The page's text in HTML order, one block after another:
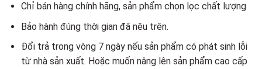
Chỉ bán hàng chính hãng, sản phẩm chọn lọc chất lượng
Bảo hành đúng thời gian đã nêu trên.
Đổi trả trong vòng 7 ngày nếu sản phẩm có phát sinh lỗi
từ nhà sản xuất. Hoặc muốn nâng lên sản phẩm cao cấp